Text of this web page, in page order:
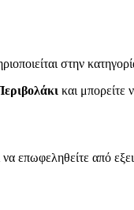
στην
και μπορείτε
επωφεληθείτε από